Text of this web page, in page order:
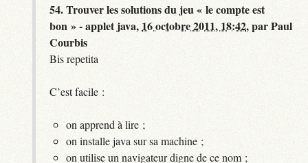
54.Trouver les solutions du jeu « le compte est
bon » - applet java, 16 octobre 2011, 18:42,parPaul
Courbis
Bis repetita
C’est facile :
on apprend à lire ;
on installe java sur sa machine ;
on utilise un navigateur digne de ce nom ;